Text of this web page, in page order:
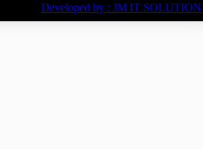
Developed by : JM IT SOLUTION